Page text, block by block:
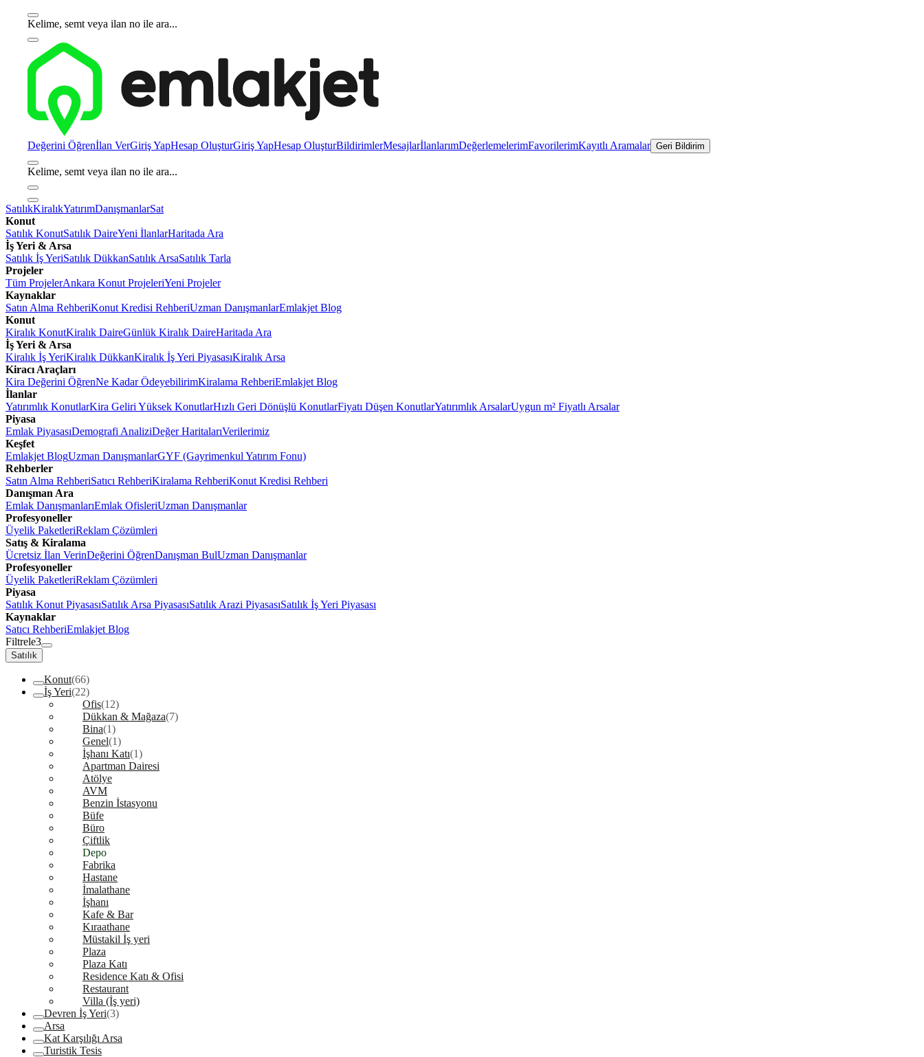
Kelime, semt veya ilan no ile ara...
Değerini Öğrenİlan VerGiriş YapHesap OluşturGiriş YapHesap OluşturBildirimlerMesajlarİlanlarımDeğerlemelerimFavorilerimKayıtlı Aramalar Geri Bildirim
Kelime, semt veya ilan no ile ara...
SatılıkKiralıkYatırımDanışmanlarSat
Konut
Satılık KonutSatılık DaireYeni İlanlarHaritada Ara
İş Yeri & Arsa
Satılık İş YeriSatılık DükkanSatılık ArsaSatılık Tarla
Projeler
Tüm ProjelerAnkara Konut ProjeleriYeni Projeler
Kaynaklar
Satın Alma RehberiKonut Kredisi RehberiUzman DanışmanlarEmlakjet Blog
Konut
Kiralık KonutKiralık DaireGünlük Kiralık DaireHaritada Ara
İş Yeri & Arsa
Kiralık İş YeriKiralık DükkanKiralık İş Yeri PiyasasıKiralık Arsa
Kiracı Araçları
Kira Değerini ÖğrenNe Kadar ÖdeyebilirimKiralama RehberiEmlakjet Blog
İlanlar
Yatırımlık KonutlarKira Geliri Yüksek KonutlarHızlı Geri Dönüşlü KonutlarFiyatı Düşen KonutlarYatırımlık ArsalarUygun m² Fiyatlı Arsalar
Piyasa
Emlak PiyasasıDemografi AnaliziDeğer HaritalarıVerilerimiz
Keşfet
Emlakjet BlogUzman DanışmanlarGYF (Gayrimenkul Yatırım Fonu)
Rehberler
Satın Alma RehberiSatıcı RehberiKiralama RehberiKonut Kredisi Rehberi
Danışman Ara
Emlak DanışmanlarıEmlak OfisleriUzman Danışmanlar
Profesyoneller
Üyelik PaketleriReklam Çözümleri
Satış & Kiralama
Ücretsiz İlan VerinDeğerini ÖğrenDanışman BulUzman Danışmanlar
Profesyoneller
Üyelik PaketleriReklam Çözümleri
Piyasa
Satılık Konut PiyasasıSatılık Arsa PiyasasıSatılık Arazi PiyasasıSatılık İş Yeri Piyasası
Kaynaklar
Satıcı RehberiEmlakjet Blog
Filtrele3
Satılık
Konut(66)
İş Yeri(22)
Ofis(12)
Dükkan & Mağaza(7)
Bina(1)
Genel(1)
İşhanı Katı(1)
Apartman Dairesi
Atölye
AVM
Benzin İstasyonu
Büfe
Büro
Çiftlik
Depo
Fabrika
Hastane
İmalathane
İşhanı
Kafe & Bar
Kıraathane
Müstakil İş yeri
Plaza
Plaza Katı
Residence Katı & Ofisi
Restaurant
Villa (İş yeri)
Devren İş Yeri(3)
Arsa
Kat Karşılığı Arsa
Turistik Tesis